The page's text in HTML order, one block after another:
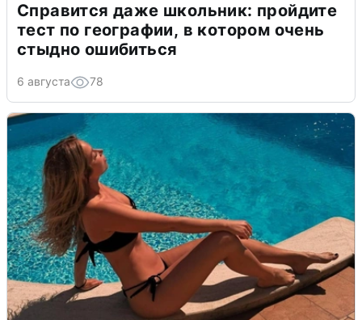
Справится даже школьник: пройдите
тест по географии, в котором очень
стыдно ошибиться
6 августа 78